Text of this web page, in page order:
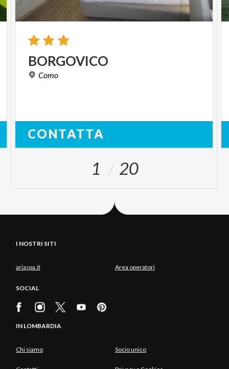
BORGOVICO
Como
CONTATTA
1 20
I NOSTRI SITI
ariaspa.it Area operatori
SOCIAL
IN LOMBARDIA
Chi siamo Socio unico